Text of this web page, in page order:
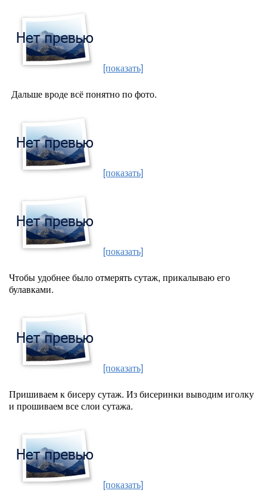
[показать]
Дальше вроде всё понятно по фото.
[показать]
[показать]
Чтобы удобнее было отмерять сутаж, прикалываю его
булавками.
[показать]
Пришиваем к бисеру сутаж. Из бисеринки выводим иголку
и прошиваем все слои сутажа.
[показать]